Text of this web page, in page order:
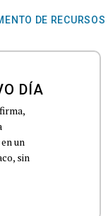
DE
DÍA
un
sin